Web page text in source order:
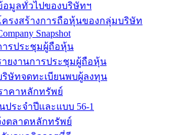
อมูลทั่วไปของบริษัทฯ
ครงสร้างการถือหุ้นของกลุ่มบริษัท
Snapshot
ารประชุมผู้ถือหุ้น
ายงานการประชุมผู้ถือหุ้น
ริษัทจดทะเบียนพบผู้ลงทุน
าคาหลักทรัพย์
ประจำปีและแบบ 56-1
ตลาดหลักทรัพย์